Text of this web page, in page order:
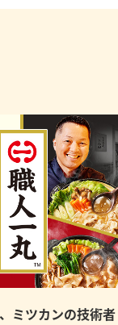
ミツカンの技術者